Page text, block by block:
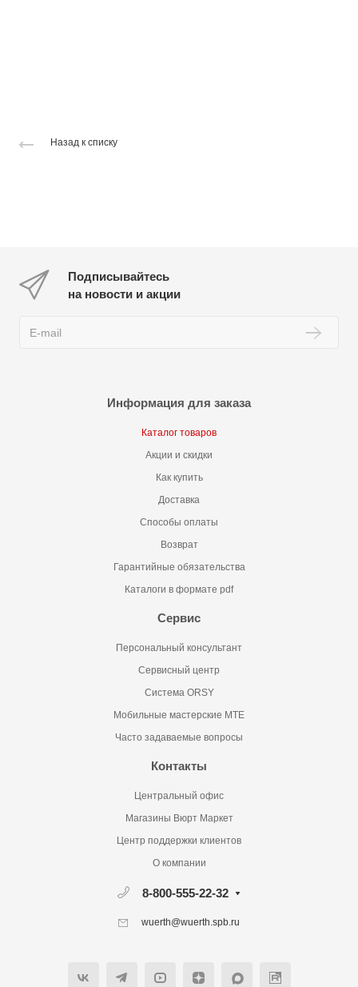
Назад к списку
Подписывайтесь
на новости и акции
Информация для заказа
Каталог товаров
Акции и скидки
Как купить
Доставка
Способы оплаты
Возврат
Гарантийные обязательства
Каталоги в формате pdf
Сервис
Персональный консультант
Сервисный центр
Система ORSY
Мобильные мастерские MTE
Часто задаваемые вопросы
Контакты
Центральный офис
Магазины Вюрт Маркет
Центр поддержки клиентов
О компании
8-800-555-22-32
wuerth@wuerth.spb.ru